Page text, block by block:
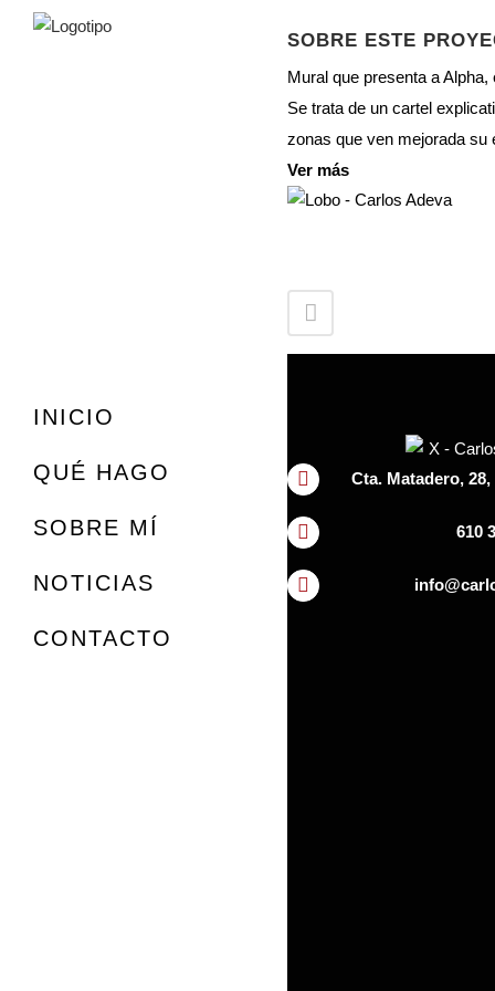
INICIO
QUÉ HAGO
SOBRE MÍ
NOTICIAS
CONTACTO
SOBRE ESTE
Mural que presenta a
Se trata de un cartel
zonas que ven mejorada su
Ver más
Cta. Matadero,
610